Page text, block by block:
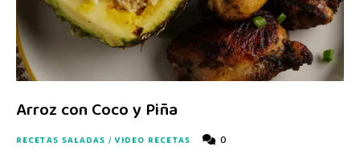
Arroz con Coco y Piña
RECETAS SALADAS /VIDEO RECETAS 0